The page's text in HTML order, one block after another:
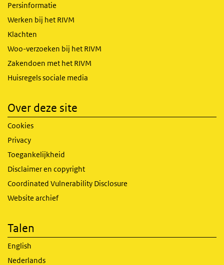
Persinformatie
Werken bij het RIVM
Klachten
Woo-verzoeken bij het RIVM
Zakendoen met het RIVM
Huisregels sociale media
Over deze site
Cookies
Privacy
Toegankelijkheid
Disclaimer en copyright
Coordinated Vulnerability Disclosure
Website archief
Talen
English
Nederlands